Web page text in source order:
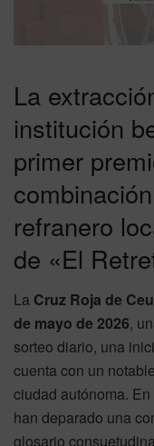
La
institución
primer
refranero
de «El
La Cruz Roja de
de mayo de 2026,
sorteo diario, una
cuenta con un
ciudad autónoma.
han deparado una
glosario